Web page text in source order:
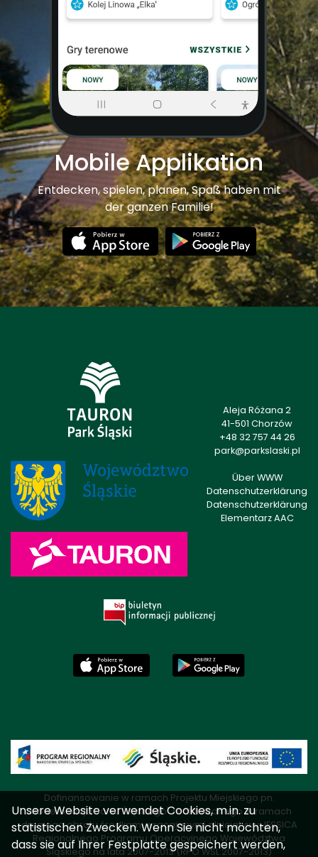
Mobile Applikation
Entdecken, spielen, planen, Spaß haben mit
der ganzen Familie!
Aleja Różana 2
41-501 Chorzów
+48 32 757 44 26
park@parkslaski.pl
Über WWW
Datenschutzerklärung
Datenschutzerklärung
Elementarz AAC
Dofinansowanie w ramach Projektu Miejskiego pn.
„Modernizacja Parku Śląskiego" realizowanego w ramach
drugiego obrotu środkami wracającymi z Inicjatywy JESSICA
Regionalnego Programu Operacyjnego Województwa
Śląskiego na lata 2007-2013 (RPO WSL 2007-2013)
Unsere Website verwendet Cookies, m.in. zu
statistischen Zwecken. Wenn Sie nicht möchten,
dass sie auf Ihrer Festplatte gespeichert werden,